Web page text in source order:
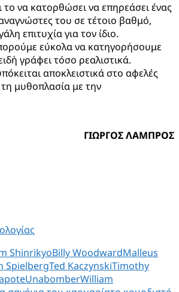
το να κατορθώσει να επηρεάσει ένας
του σε τέτοιο βαθμό,
επιτυχία για τον ίδιο.
εύκολα να κατηγορήσουμε
γράφει τόσο ρεαλιστικά.
αποκλειστικά στο αφελές
μυθοπλασία με την
ΓΙΩΡΓΟΣ ΛΑΜΠΡΟΣ
ShinrikyoBilly WoodwardMalleus
SpielbergTed KaczynskiTimothy
UnabomberWilliam